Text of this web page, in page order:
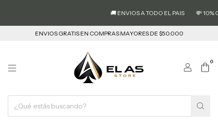
🚚 ENVIOS A TODO EL PAIS 💸 10% OFF CON
ENVIOS GRATIS EN COMPRAS MAYORES DE $50.000
0